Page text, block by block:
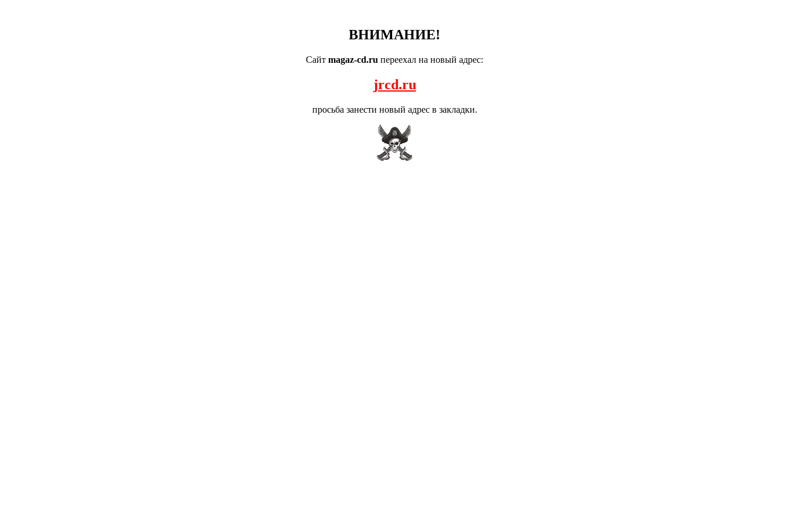
ВНИМАНИЕ!
Сайт magaz-cd.ru переехал на новый адрес:
jrcd.ru
просьба занести новый адрес в закладки.